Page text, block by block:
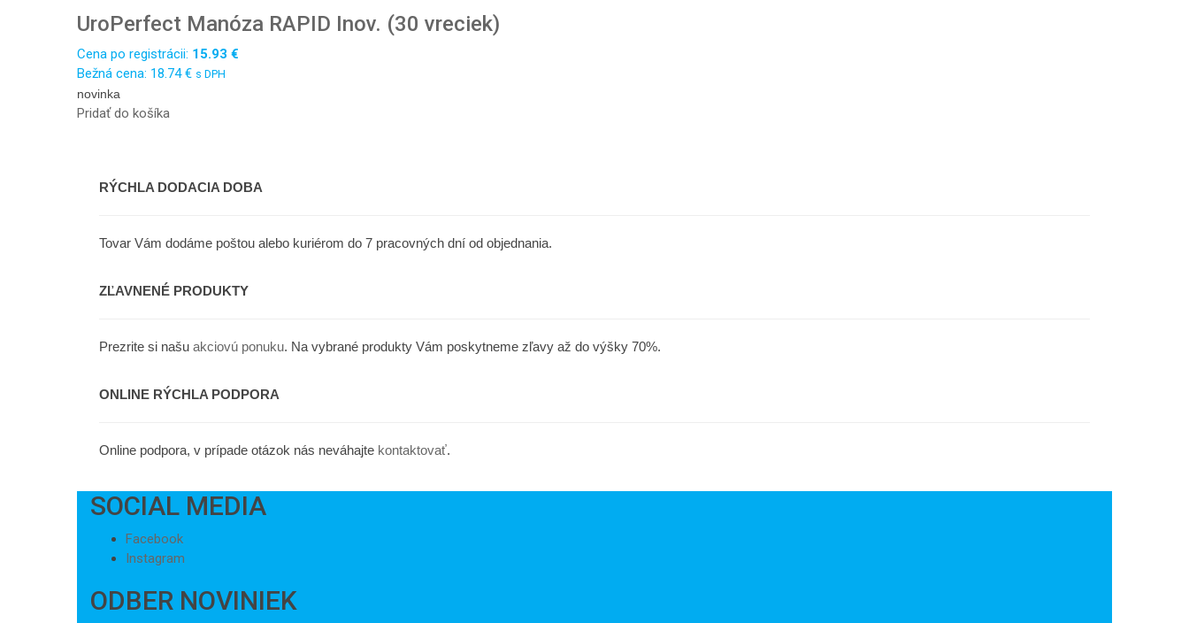
UroPerfect Manóza RAPID Inov. (30 vreciek)
Cena po registrácii: 15.93 €
Bežná cena: 18.74€ s DPH
novinka
Pridať do košíka
RÝCHLA DODACIA DOBA
Tovar Vám dodáme poštou alebo kuriérom do 7 pracovných dní od objednania.
ZĽAVNENÉ PRODUKTY
Prezrite si našu akciovú ponuku. Na vybrané produkty Vám poskytneme zľavy až do výšky 70%.
ONLINE RÝCHLA PODPORA
Online podpora, v prípade otázok nás neváhajte kontaktovať.
SOCIAL MEDIA
Facebook
Instagram
ODBER NOVINIEK